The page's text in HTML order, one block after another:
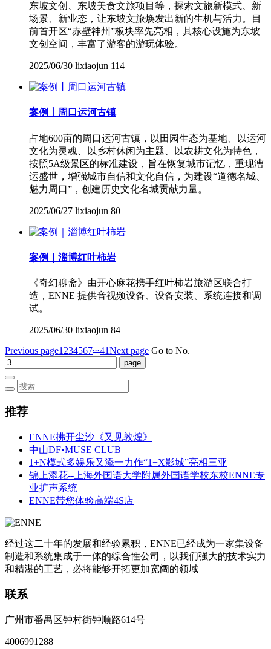
东坡文创、东坡美食文旅项目等，探索文旅新模式、新
场景、新业态，让东坡文旅焕发出新的生机与活力。目
前首开区“赤壁神州”板块率先亮相，其核心设施为东坡
文创空间，丰富了游客的游玩体验。
2025/06/30 lixiaojun 114
案例丨周口运河古镇
占地600亩的周口运河古镇，以田园生态为基地、以运河
文化为灵魂、以乡村休闲为主题、以农耕文化为特色，
按照5A级景区的标准建设，旨在恢复城市记忆，重现漕
运盛世，增强城市自信和文化自信，为建设“道德名城、
魅力周口”，创建历史文化名城贡献力量。
2025/06/27 lixiaojun 80
案例｜淄博红叶柿岩
《奇幻聊斋》由开心麻花携手红叶柿岩旅游区联合打
造，ENNE 提供音视频设备、设备安装、系统连接和调
试。
2025/06/30 lixiaojun 84
Previous page1 234567...41Next page Go to No.
推荐
ENNE拂开尘沙《又见敦煌》
中山DF•MUSE CLUB
1+N模式多娱乐又添一力作“1+X影城”亮相三亚
锦上添花--上海外国语大学附属外国语学校东校ENNE专
业扩声系统
ENNE带您体验高端4S店
经过这二十年的发展和经验累积，ENNE已经成为一家集设备
制造和系统集成于一体的综合性公司，以我们强大的技术实力
和精湛的工艺，必将能够开拓更加宽阔的领域
联系
广州市番禺区钟村街钟顺路614号
4006991288